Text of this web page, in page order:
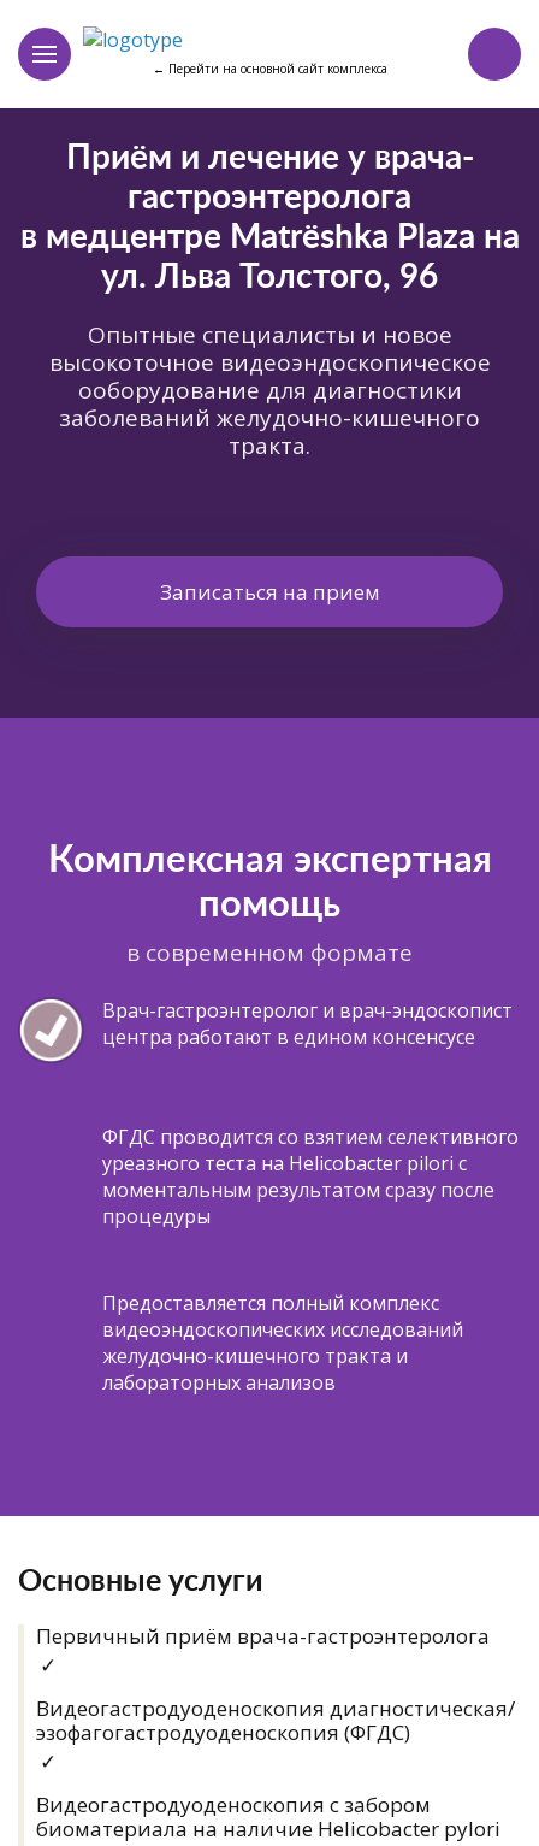
← Перейти на основной сайт комплекса
Приём и лечение у врача-
гастроэнтеролога
в медцентре Matrёshka Plaza на
ул. Льва Толстого, 96
Опытные специалисты и новое
высокоточное видеоэндоскопическое
ооборудование для диагностики
заболеваний желудочно-кишечного
тракта.
Записаться на прием
Комплексная экспертная
помощь
в современном формате
Врач-гастроэнтеролог и врач-эндоскопист
центра работают в едином консенсусе
ФГДС проводится со взятием селективного
уреазного теста на Helicobacter pilori с
моментальным результатом сразу после
процедуры
Предоставляется полный комплекс
видеоэндоскопических исследований
желудочно-кишечного тракта и
лабораторных анализов
Основные услуги
Первичный приём врача-гастроэнтеролога
✓
Видеогастродуоденоскопия диагностическая/
эзофагогастродуоденоскопия (ФГДС)
✓
Видеогастродуоденоскопия с забором
биоматериала на наличие Helicobacter pylori